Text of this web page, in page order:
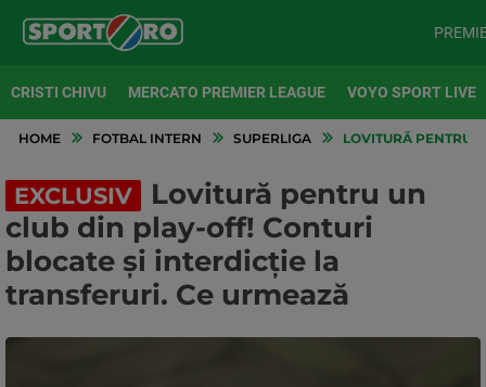
CRISTI CHIVU MERCATO PREMIER LEAGUE VOYO SPORT LIVE
HOME FOTBAL INTERN SUPERLIGA LOVITURĂ PENTRU
EXCLUSIV
Lovitură pentru un
club din play-off! Conturi
blocate și interdicție la
transferuri. Ce urmează